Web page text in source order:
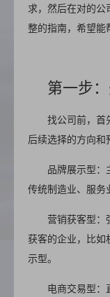
求，然后在对的
整的指南，希望能
第一步
找公司前，首
后续选择的方向和
品牌展示型：
传统制造业、服务
营销获客型：
获客的企业，比如
示型。
电商交易型：